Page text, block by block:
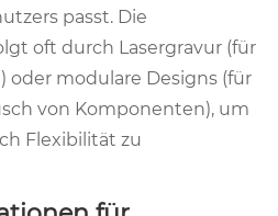
passt. Die
oft durch Lasergravur (für
oder modulare Designs (für
von Komponenten), um
Flexibilität zu